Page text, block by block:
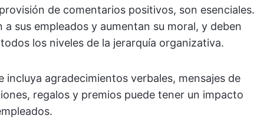
de comentarios positivos, son esenciales.
sus empleados y aumentan su moral, y deben
los niveles de la jerarquía organizativa.
incluya agradecimientos verbales, mensajes de
regalos y premios puede tener un impacto